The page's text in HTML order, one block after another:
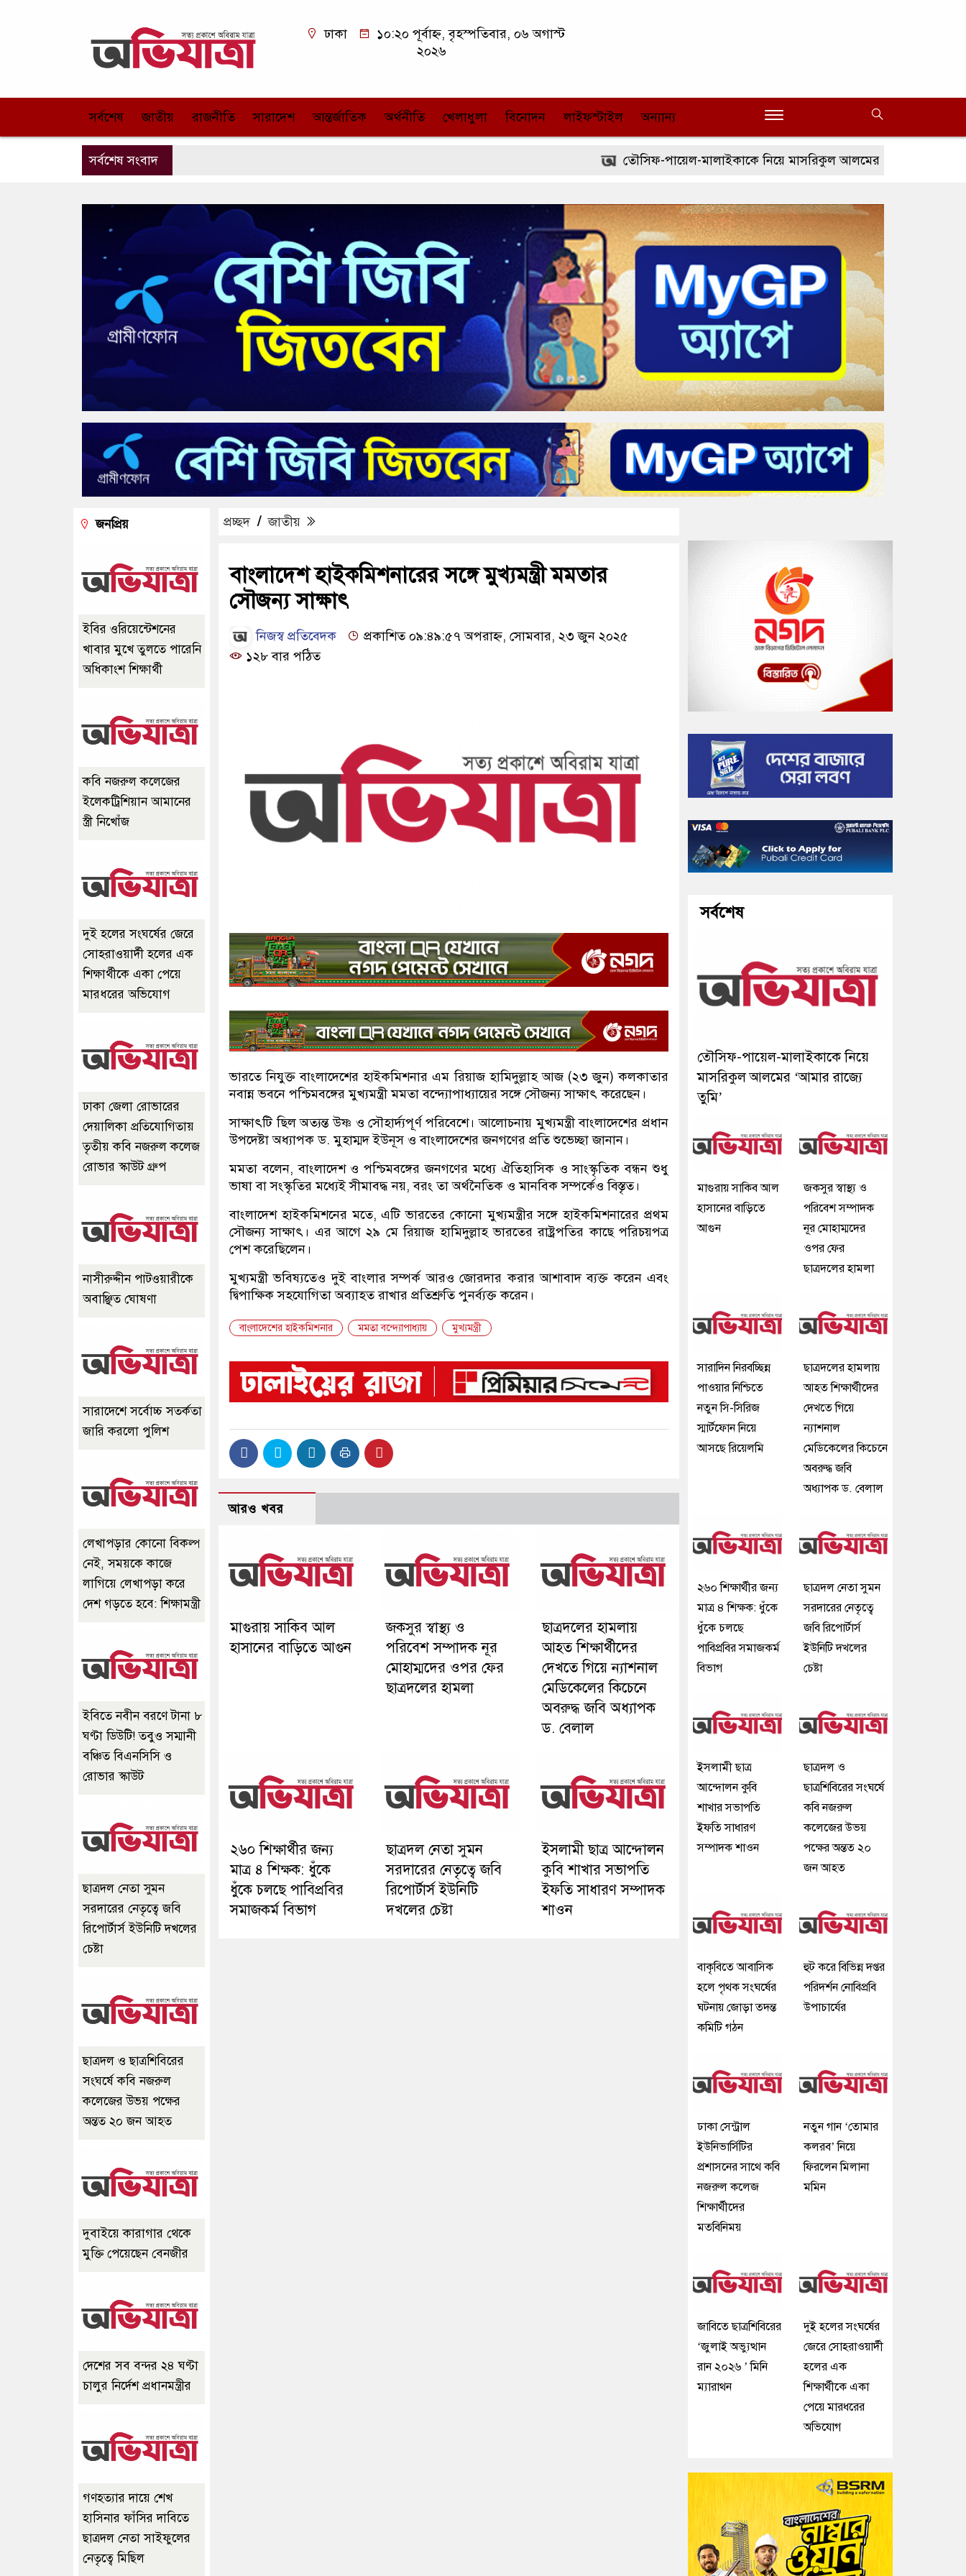
ঢাকা
১০:২০ পূর্বাহ্ন, বৃহস্পতিবার, ০৬ অগাস্ট
২০২৬
সর্বশেষ জাতীয় রাজনীতি সারাদেশ আন্তর্জাতিক অর্থনীতি খেলাধুলা বিনোদন লাইফস্টাইল অন্যান্য
সর্বশেষ সংবাদ তৌসিফ-পায়েল-মালাইকাকে নিয়ে মাসরিকুল আলমের ‘আমার রাজ্যে তুমি’
প্রচ্ছদ/জাতীয়
বাংলাদেশ হাইকমিশনারের সঙ্গে মুখ্যমন্ত্রী মমতার
সৌজন্য সাক্ষাৎ
নিজস্ব প্রতিবেদক
প্রকাশিত ০৯:৪৯:৫৭ অপরাহ্ন, সোমবার, ২৩ জুন ২০২৫
১২৮ বার পঠিত
ভারতে নিযুক্ত বাংলাদেশের হাইকমিশনার এম রিয়াজ হামিদুল্লাহ আজ (২৩ জুন) কলকাতার
নবান্ন ভবনে পশ্চিমবঙ্গের মুখ্যমন্ত্রী মমতা বন্দ্যোপাধ্যায়ের সঙ্গে সৌজন্য সাক্ষাৎ করেছেন।
সাক্ষাৎটি ছিল অত্যন্ত উষ্ণ ও সৌহার্দ্যপূর্ণ পরিবেশে। আলোচনায় মুখ্যমন্ত্রী বাংলাদেশের প্রধান
উপদেষ্টা অধ্যাপক ড. মুহাম্মদ ইউনূস ও বাংলাদেশের জনগণের প্রতি শুভেচ্ছা জানান।
মমতা বলেন, বাংলাদেশ ও পশ্চিমবঙ্গের জনগণের মধ্যে ঐতিহাসিক ও সাংস্কৃতিক বন্ধন শুধু
ভাষা বা সংস্কৃতির মধ্যেই সীমাবদ্ধ নয়, বরং তা অর্থনৈতিক ও মানবিক সম্পর্কেও বিস্তৃত।
বাংলাদেশ হাইকমিশনের মতে, এটি ভারতের কোনো মুখ্যমন্ত্রীর সঙ্গে হাইকমিশনারের প্রথম
সৌজন্য সাক্ষাৎ। এর আগে ২৯ মে রিয়াজ হামিদুল্লাহ ভারতের রাষ্ট্রপতির কাছে পরিচয়পত্র
পেশ করেছিলেন।
মুখ্যমন্ত্রী ভবিষ্যতেও দুই বাংলার সম্পর্ক আরও জোরদার করার আশাবাদ ব্যক্ত করেন এবং
দ্বিপাক্ষিক সহযোগিতা অব্যাহত রাখার প্রতিশ্রুতি পুনর্ব্যক্ত করেন।
বাংলাদেশের হাইকমিশনার মমতা বন্দ্যোপাধ্যায় মুখ্যমন্ত্রী
আরও খবর
মাগুরায় সাকিব আল
হাসানের বাড়িতে আগুন
জকসুর স্বাস্থ্য ও
পরিবেশ সম্পাদক নূর
মোহাম্মদের ওপর ফের
ছাত্রদলের হামলা
ছাত্রদলের হামলায়
আহত শিক্ষার্থীদের
দেখতে গিয়ে ন্যাশনাল
মেডিকেলের কিচেনে
অবরুদ্ধ জবি অধ্যাপক
ড. বেলাল
২৬০ শিক্ষার্থীর জন্য
মাত্র ৪ শিক্ষক: ধুঁকে
ধুঁকে চলছে পাবিপ্রবির
সমাজকর্ম বিভাগ
ছাত্রদল নেতা সুমন
সরদারের নেতৃত্বে জবি
রিপোর্টার্স ইউনিটি
দখলের চেষ্টা
ইসলামী ছাত্র আন্দোলন
কুবি শাখার সভাপতি
ইফতি সাধারণ সম্পাদক
শাওন
জনপ্রিয়
ইবির ওরিয়েন্টেশনের
খাবার মুখে তুলতে পারেনি
অধিকাংশ শিক্ষার্থী
কবি নজরুল কলেজের
ইলেকট্রিশিয়ান আমানের
স্ত্রী নিখোঁজ
দুই হলের সংঘর্ষের জেরে
সোহরাওয়ার্দী হলের এক
শিক্ষার্থীকে একা পেয়ে
মারধরের অভিযোগ
ঢাকা জেলা রোভারের
দেয়ালিকা প্রতিযোগিতায়
তৃতীয় কবি নজরুল কলেজ
রোভার স্কাউট গ্রুপ
নাসীরুদ্দীন পাটওয়ারীকে
অবাঞ্ছিত ঘোষণা
সারাদেশে সর্বোচ্চ সতর্কতা
জারি করলো পুলিশ
লেখাপড়ার কোনো বিকল্প
নেই, সময়কে কাজে
লাগিয়ে লেখাপড়া করে
দেশ গড়তে হবে: শিক্ষামন্ত্রী
ইবিতে নবীন বরণে টানা ৮
ঘণ্টা ডিউটি! তবুও সম্মানী
বঞ্চিত বিএনসিসি ও
রোভার স্কাউট
ছাত্রদল নেতা সুমন
সরদারের নেতৃত্বে জবি
রিপোর্টার্স ইউনিটি দখলের
চেষ্টা
ছাত্রদল ও ছাত্রশিবিরের
সংঘর্ষে কবি নজরুল
কলেজের উভয় পক্ষের
অন্তত ২০ জন আহত
দুবাইয়ে কারাগার থেকে
মুক্তি পেয়েছেন বেনজীর
দেশের সব বন্দর ২৪ ঘণ্টা
চালুর নির্দেশ প্রধানমন্ত্রীর
গণহত্যার দায়ে শেখ
হাসিনার ফাঁসির দাবিতে
ছাত্রদল নেতা সাইফুলের
নেতৃত্বে মিছিল
সর্বশেষ
তৌসিফ-পায়েল-মালাইকাকে নিয়ে
মাসরিকুল আলমের ‘আমার রাজ্যে
তুমি’
মাগুরায় সাকিব আল
হাসানের বাড়িতে
আগুন
জকসুর স্বাস্থ্য ও
পরিবেশ সম্পাদক
নূর মোহাম্মদের
ওপর ফের
ছাত্রদলের হামলা
সারাদিন নিরবচ্ছিন্ন
পাওয়ার নিশ্চিতে
নতুন সি-সিরিজ
স্মার্টফোন নিয়ে
আসছে রিয়েলমি
ছাত্রদলের হামলায়
আহত শিক্ষার্থীদের
দেখতে গিয়ে
ন্যাশনাল
মেডিকেলের কিচেনে
অবরুদ্ধ জবি
অধ্যাপক ড. বেলাল
২৬০ শিক্ষার্থীর জন্য
মাত্র ৪ শিক্ষক: ধুঁকে
ধুঁকে চলছে
পাবিপ্রবির সমাজকর্ম
বিভাগ
ছাত্রদল নেতা সুমন
সরদারের নেতৃত্বে
জবি রিপোর্টার্স
ইউনিটি দখলের
চেষ্টা
ইসলামী ছাত্র
আন্দোলন কুবি
শাখার সভাপতি
ইফতি সাধারণ
সম্পাদক শাওন
ছাত্রদল ও
ছাত্রশিবিরের সংঘর্ষে
কবি নজরুল
কলেজের উভয়
পক্ষের অন্তত ২০
জন আহত
বাকৃবিতে আবাসিক
হলে পৃথক সংঘর্ষের
ঘটনায় জোড়া তদন্ত
কমিটি গঠন
হুট করে বিভিন্ন দপ্তর
পরিদর্শন নোবিপ্রবি
উপাচার্যের
ঢাকা সেন্ট্রাল
ইউনিভার্সিটির
প্রশাসনের সাথে কবি
নজরুল কলেজ
শিক্ষার্থীদের
মতবিনিময়
নতুন গান ‘তোমার
কলরব’ নিয়ে
ফিরলেন মিলানা
মমিন
জাবিতে ছাত্রশিবিরের
‘জুলাই অভ্যুত্থান
রান ২০২৬ ’ মিনি
ম্যারাথন
দুই হলের সংঘর্ষের
জেরে সোহরাওয়ার্দী
হলের এক
শিক্ষার্থীকে একা
পেয়ে মারধরের
অভিযোগ